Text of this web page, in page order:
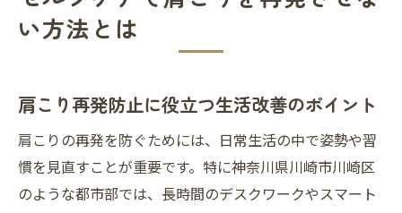
い方法とは
肩こり再発防止に役立つ生活改善のポイント
肩こりの再発を防ぐためには、日常生活の中で姿勢や習
慣を見直すことが重要です。特に神奈川県川崎市川崎区
のような都市部では、長時間のデスクワークやスマート